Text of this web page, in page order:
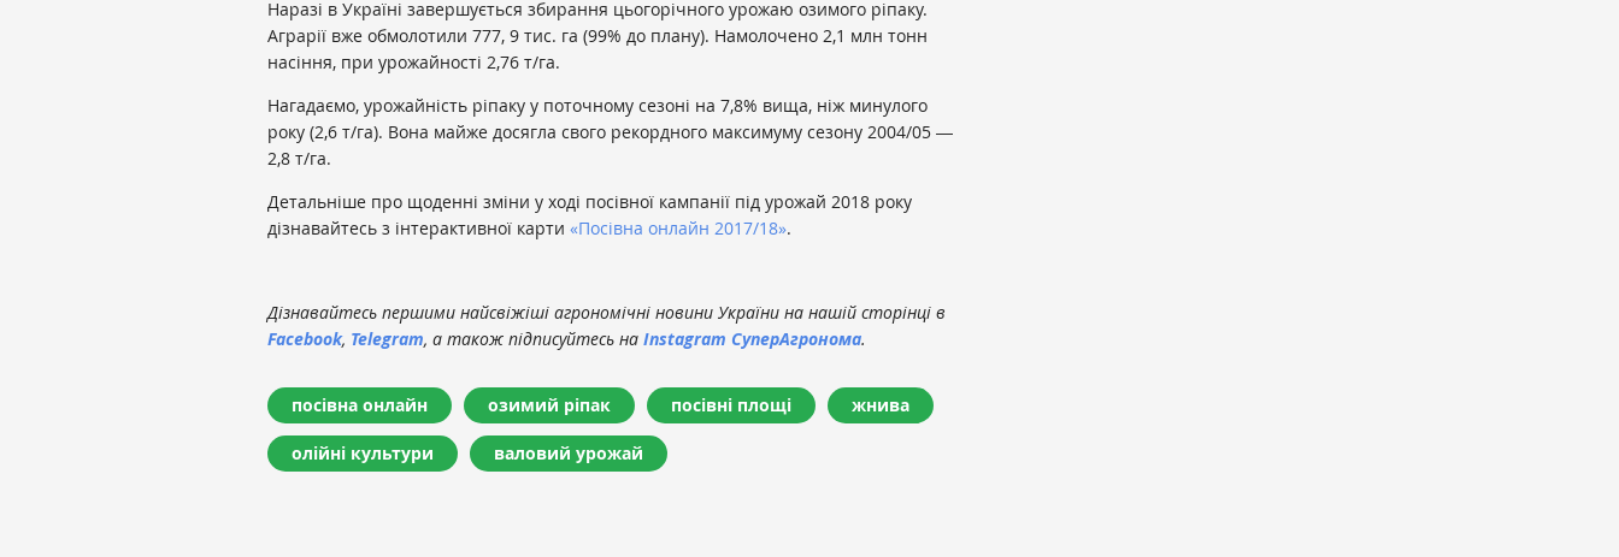
Наразі в Україні завершується збирання цьогорічного урожаю озимого ріпаку.
Аграрії вже обмолотили 777, 9 тис. га (99% до плану). Намолочено 2,1 млн тонн
насіння, при урожайності 2,76 т/га.
Нагадаємо, урожайність ріпаку у поточному сезоні на 7,8% вища, ніж минулого
року (2,6 т/га). Вона майже досягла свого рекордного максимуму сезону 2004/05 ―
2,8 т/га.
Детальніше про щоденні зміни у ході посівної кампанії під урожай 2018 року
дізнавайтесь з інтерактивної карти «Посівна онлайн 2017/18».
Дізнавайтесь першими найсвіжіші агрономічні новини України на нашій сторінці в
Facebook, Telegram, а також підписуйтесь на Instagram СуперАгронома.
посівна онлайн озимий ріпак посівні площі жнива
олійні культури валовий урожай